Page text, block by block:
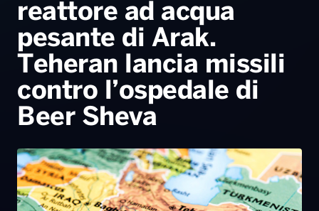
Radio Norba Consiglia
Leggerissime
Oroscopo
Speciale Astrabilia 2026
Battiti Live 2026
Gallery
reattore ad acqua
pesante di Arak.
Teheran lancia missili
contro l’ospedale di
Beer Sheva